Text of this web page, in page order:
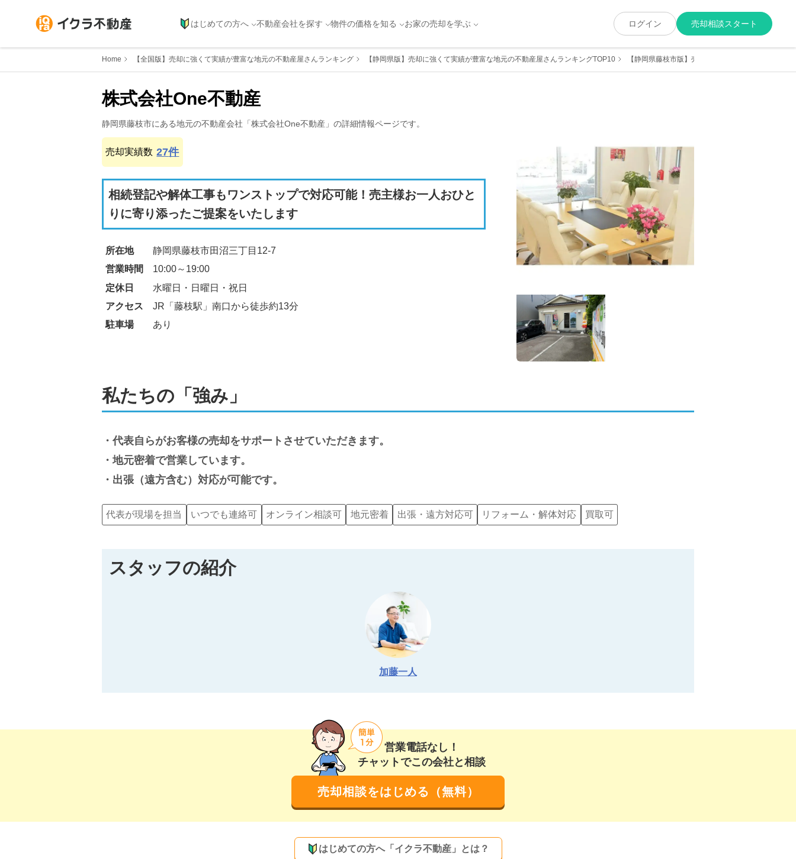
はじめての方へ 不動産会社を探す 物件の価格を知る お家の売却を学ぶ ログイン 売却相談スタート
Home 【全国版】売却に強くて実績が豊富な地元の不動産屋さんランキング 【静岡県版】売却に強くて実績が豊富な地元の不動産屋さんランキングTOP10 【静岡県藤枝市版】売却に強くて実績が豊富な地元
株式会社One不動産
静岡県藤枝市にある地元の不動産会社「 株式会社One不動産 」の詳細情報ページです。
売却実績数 27件
相続登記や解体工事もワンストップで対応可能！売主様お一人おひと
りに寄り添ったご提案をいたします
所在地
静岡県藤枝市田沼三丁目12-7
営業時間
10:00～19:00
定休日
水曜日・日曜日・祝日
アクセス
JR「藤枝駅」南口から徒歩約13分
駐車場
あり
私たちの「強み」
代表自らがお客様の売却をサポートさせていただきます。
地元密着で営業しています。
出張（遠方含む）対応が可能です。
代表が現場を担当 いつでも連絡可 オンライン相談可 地元密着 出張・遠方対応可 リフォーム・解体対応 買取可
スタッフの紹介
加藤一人
営業電話なし！
チャットでこの会社と相談
売却相談をはじめる（無料）
はじめての方へ「イクラ不動産」とは？